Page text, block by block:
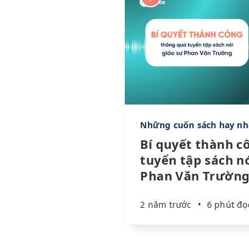
Những cuốn sách hay
Bí quyết thành
tuyển tập sách
Phan Văn Trường
2 năm trước • 6 phút